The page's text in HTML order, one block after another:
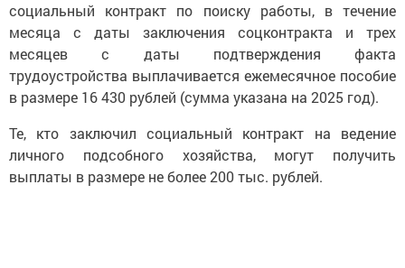
социальный контракт по поиску работы, в течение
месяца с даты заключения соцконтракта и трех
месяцев с даты подтверждения факта
трудоустройства выплачивается ежемесячное пособие
в размере 16 430 рублей (сумма указана на 2025 год).
Те, кто заключил социальный контракт на ведение
личного подсобного хозяйства, могут получить
выплаты в размере не более 200 тыс. рублей.